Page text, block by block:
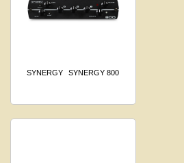
SYNERGY SYNERGY 800